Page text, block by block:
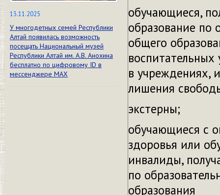
13.11.2025
У многодетных семей Республики
Алтай появилась возможность
посещать Национальный музей
Республики Алтай им. А.В. Анохина
бесплатно по цифровому ID в
мессенджере МАХ
обучающиеся,
образование по
общего
в учреждениях,
лишения
экстерны;
обучающиеся с
здоровья или
инвалиды,
по
образования